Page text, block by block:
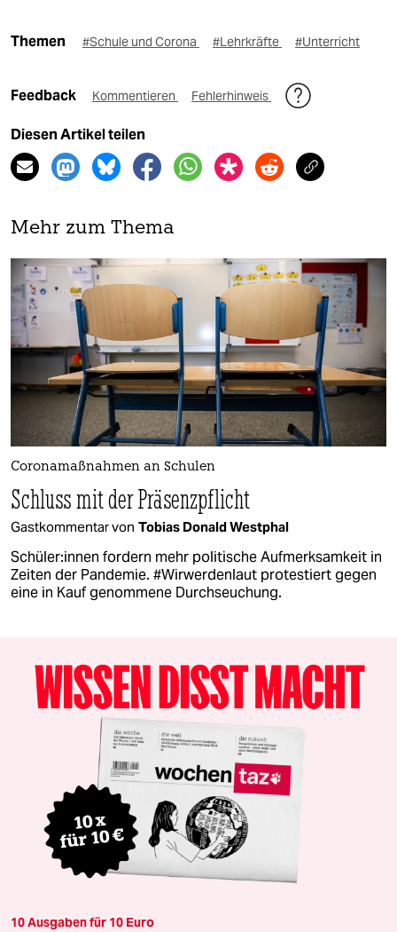
Themen #Schule und Corona #Lehrkräfte #Unterricht
Feedback Kommentieren Fehlerhinweis
Diesen Artikel teilen
Mehr zum Thema
Coronamaßnahmen an Schulen
Schluss mit der Präsenzpflicht
Gastkommentar von Tobias Donald Westphal
Schü­le­r:in­nen fordern mehr politische Aufmerksamkeit in
Zeiten der Pandemie. #Wirwerdenlaut protestiert gegen
eine in Kauf genommene Durchseuchung.
10 Ausgaben für 10 Euro